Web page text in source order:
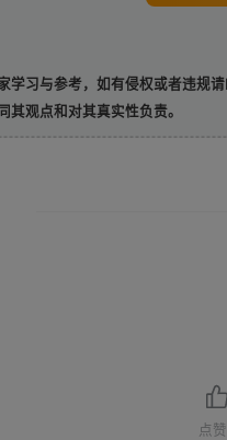
学习与参考，如有侵权或者违规
观点和对其真实性负责。
点赞